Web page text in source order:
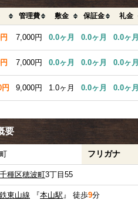
管理費 敷金 保証金 礼金
7,000円 0.0ヶ月 0.0ヶ月 0.0ヶ月
7,000円 0.0ヶ月 0.0ヶ月 0.0ヶ月
9,000円 1.0ヶ月 0.0ヶ月 0.0ヶ月
要
フリガナ
種区穂波町3丁目55
東山線 『本山駅』 徒歩9分